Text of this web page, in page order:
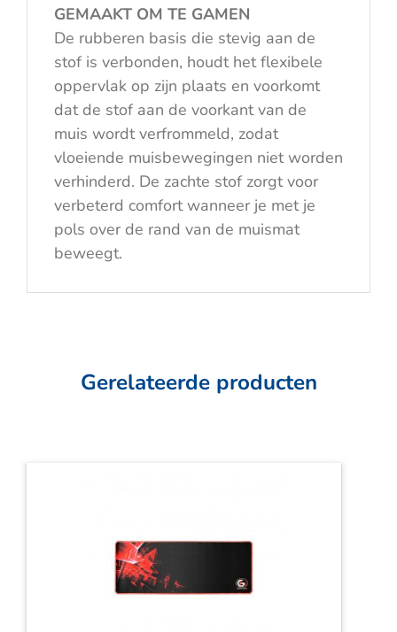
GEMAAKT OM TE GAMEN
De rubberen basis die stevig aan de
stof is verbonden, houdt het flexibele
oppervlak op zijn plaats en voorkomt
dat de stof aan de voorkant van de
muis wordt verfrommeld, zodat
vloeiende muisbewegingen niet worden
verhinderd. De zachte stof zorgt voor
verbeterd comfort wanneer je met je
pols over de rand van de muismat
beweegt.
Gerelateerde producten